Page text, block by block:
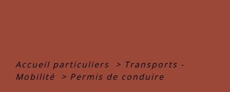
Accueil particuliers > Transports -
Mobilité
> Permis de conduire